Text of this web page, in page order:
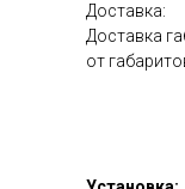
Доставка:
Доставка
от